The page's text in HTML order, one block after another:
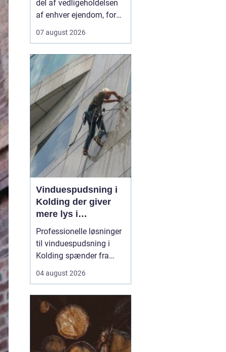
del af vedligeholdelsen
af enhver ejendom, fordi
kloaksystemet hurtigt
skader og problemer
med rotter. Når vi taler
om moderne løsninger,
handler det både om at
sikr...
07 august 2026
Vinduespudsning i
Kolding der giver
mere lys i
hverdagen
Professionelle løsninger
til vinduespudsning i
Kolding spænder fra
store erhvervsbygninger
Når arbejdet planlægges
rigtigt, kan en fast aftale
både gøre hverda...
04 august 2026